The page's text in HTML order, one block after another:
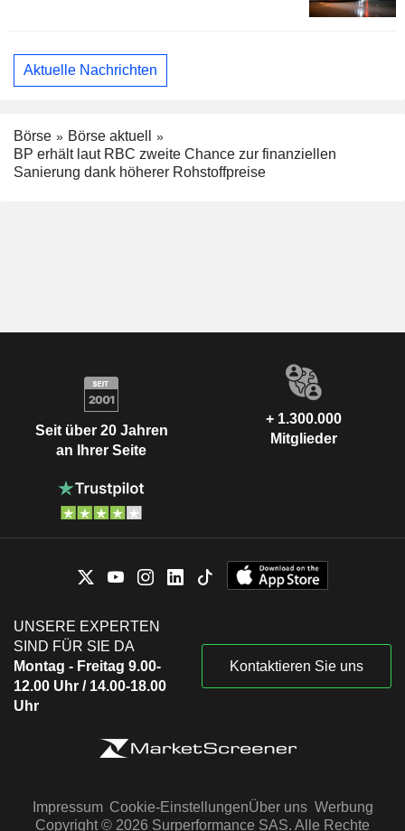
Aktuelle Nachrichten
Börse
Börse aktuell
BP erhält laut RBC zweite Chance zur finanziellen
Sanierung dank höherer Rohstoffpreise
Seit über 20 Jahren
an Ihrer Seite
+ 1.300.000
Mitglieder
UNSERE EXPERTEN
SIND FÜR SIE DA
Montag - Freitag 9.00-
12.00 Uhr / 14.00-18.00
Uhr
Kontaktieren Sie uns
Impressum Cookie-EinstellungenÜber uns Werbung
Copyright © 2026 Surperformance SAS. Alle Rechte